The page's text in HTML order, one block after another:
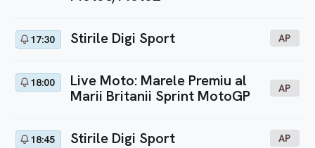
17:30 Stirile Digi Sport AP
18:00
Live Moto: Marele Premiu al
Marii Britanii Sprint MotoGP
AP
18:45 Stirile Digi Sport AP